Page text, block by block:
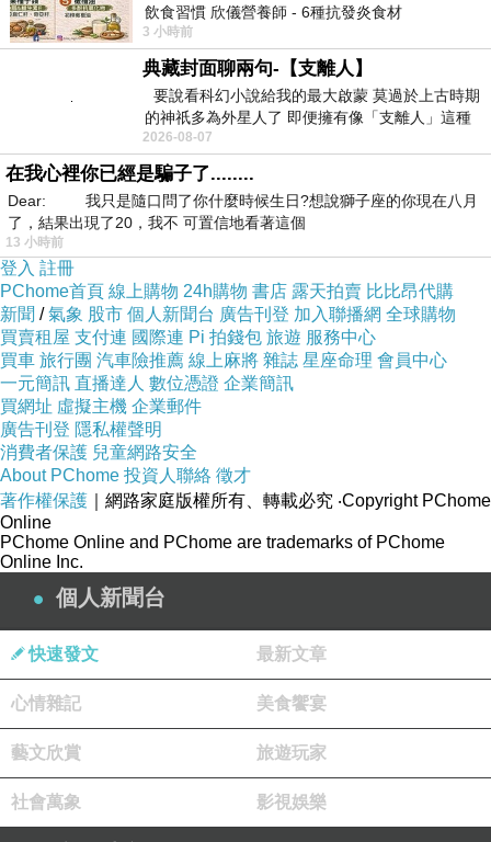
飲食習慣 欣儀營養師 - 6種抗發炎食材
https://www.facebook.com/photo/?fbid=147
3 小時前
典藏封面聊兩句-【支離人】
要說看科幻小說給我的最大啟蒙 莫過於上古時期
的神祇多為外星人了 即便擁有像「支離人」這種
驚世駭俗的神通法門 也未必讀
2026-08-07
在我心裡你已經是騙子了........
Dear: 我只是隨口問了你什麼時候生日?想說獅子座的你現在八月
了，結果出現了20，我不 可置信地看著這個
13 小時前
登入 註冊
PChome首頁 線上購物 24h購物 書店 露天拍賣 比比昂代購
新聞 /氣象 股市 個人新聞台 廣告刊登 加入聯播網 全球購物
買賣租屋 支付連 國際連 Pi 拍錢包 旅遊 服務中心
買車 旅行團 汽車險推薦 線上麻將 雜誌 星座命理 會員中心
一元簡訊 直播達人 數位憑證 企業簡訊
買網址 虛擬主機 企業郵件
廣告刊登 隱私權聲明
消費者保護 兒童網路安全
About PChome 投資人聯絡 徵才
著作權保護 ｜網路家庭版權所有、轉載必究 ‧Copyright PChome
Online
PChome Online and PChome are trademarks of PChome
Online Inc.
個人新聞台
快速發文 最新文章
心情雜記 美食饗宴
藝文欣賞 旅遊玩家
社會萬象 影視娛樂